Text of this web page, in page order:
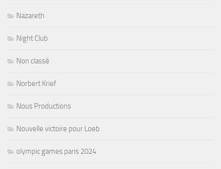
Nazareth
Night Club
Non classé
Norbert Krief
Nous Productions
Nouvelle victoire pour Loeb
olympic games paris 2024